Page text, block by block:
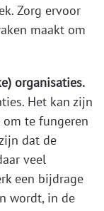
Zorg ervoor
maakt om
organisaties.
Het kan zijn
te fungeren
dat de
veel
een bijdrage
wordt, in de